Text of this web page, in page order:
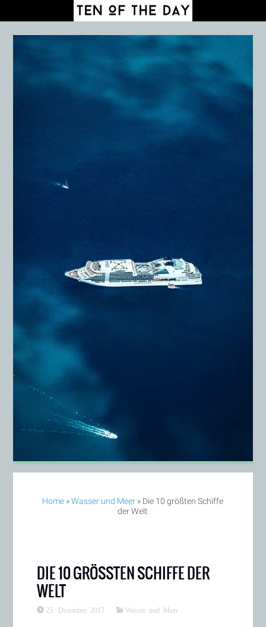
Home »Wasser und Meer » Die 10 größten Schiffe
der Welt
DIE 10 GRÖSSTEN SCHIFFE DER W
ELT
25. Dezember 2017 Wasser und Meer